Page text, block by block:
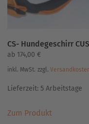
CS- Hundegeschirr
ab 174,00 €
inkl. MwSt. zzgl.
Lieferzeit: 5 Arbeitstage
Zum ProduktProdukt